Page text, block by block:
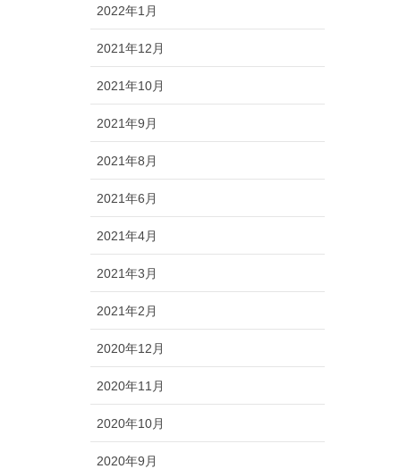
2022年1月
2021年12月
2021年10月
2021年9月
2021年8月
2021年6月
2021年4月
2021年3月
2021年2月
2020年12月
2020年11月
2020年10月
2020年9月